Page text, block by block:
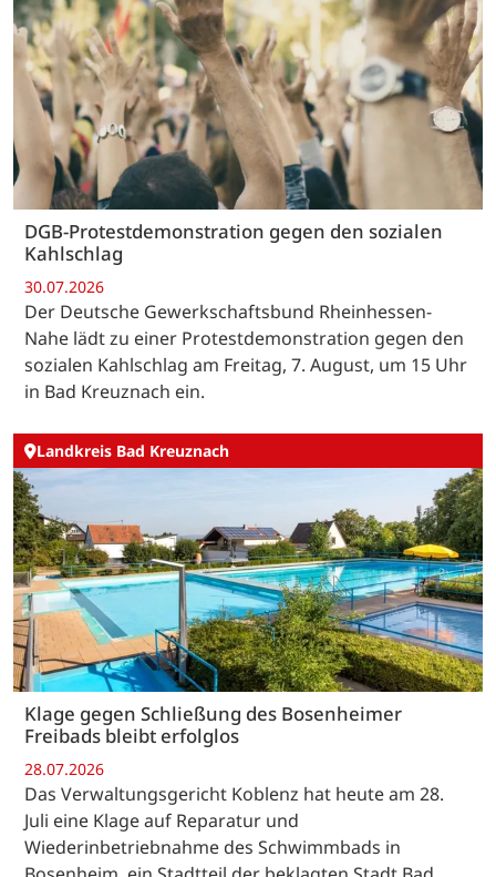
DGB-Protestdemonstration gegen den sozialen
Kahlschlag
30.07.2026
Der Deutsche Gewerkschaftsbund Rheinhessen-
Nahe lädt zu einer Protestdemonstration gegen den
sozialen Kahlschlag am Freitag, 7. August, um 15 Uhr
in Bad Kreuznach ein.
Landkreis Bad Kreuznach
Klage gegen Schließung des Bosenheimer
Freibads bleibt erfolglos
28.07.2026
Das Verwaltungsgericht Koblenz hat heute am 28.
Juli eine Klage auf Reparatur und
Wiederinbetriebnahme des Schwimmbads in